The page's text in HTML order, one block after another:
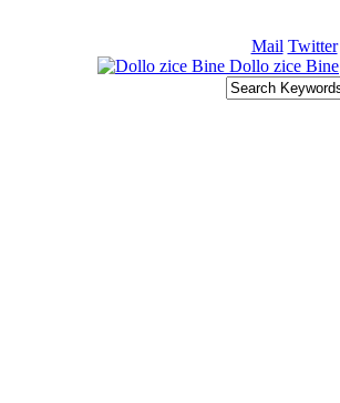
Mail Twitter
Dollo zice Bine